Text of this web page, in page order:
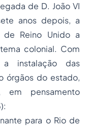
de D. João VI
anos depois, a
Reino Unido a
colonial. Com
a instalação das
órgãos do estado,
em pensamento
para o Rio de